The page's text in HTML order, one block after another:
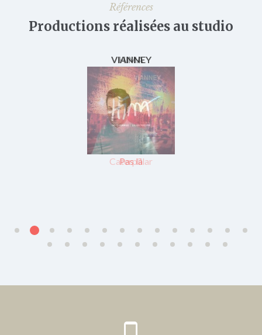
Références
Productions réalisées au studio
VIANNEY
Pas là